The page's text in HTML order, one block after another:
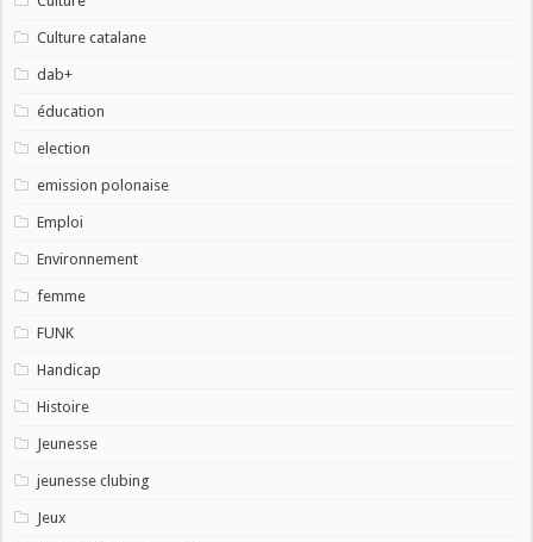
Culture catalane
dab+
éducation
election
emission polonaise
Emploi
Environnement
femme
FUNK
Handicap
Histoire
Jeunesse
jeunesse clubing
Jeux